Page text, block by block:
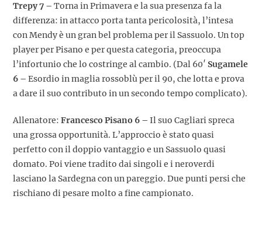
Trepy 7 – Torna in Primavera e la sua presenza fa la
differenza: in attacco porta tanta pericolosità, l’intesa
con Mendy è un gran bel problema per il Sassuolo. Un top
player per Pisano e per questa categoria, preoccupa
l’infortunio che lo costringe al cambio. (Dal 60′ Sugamele
6 – Esordio in maglia rossoblù per il 90, che lotta e prova
a dare il suo contributo in un secondo tempo complicato).
Allenatore: Francesco Pisano 6 – Il suo Cagliari spreca
una grossa opportunità. L’approccio è stato quasi
perfetto con il doppio vantaggio e un Sassuolo quasi
domato. Poi viene tradito dai singoli e i neroverdi
lasciano la Sardegna con un pareggio. Due punti persi che
rischiano di pesare molto a fine campionato.